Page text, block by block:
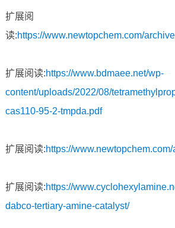
扩展阅
读:https://www.newtopchem.com/
扩展阅读:https://www.bdmaee.net/wp-
content/uploads/2022/08/
cas110-95-2-tmpda.pdf
扩展阅读:https://
扩展阅读:https://
dabco-tertiary-amine-catalyst/